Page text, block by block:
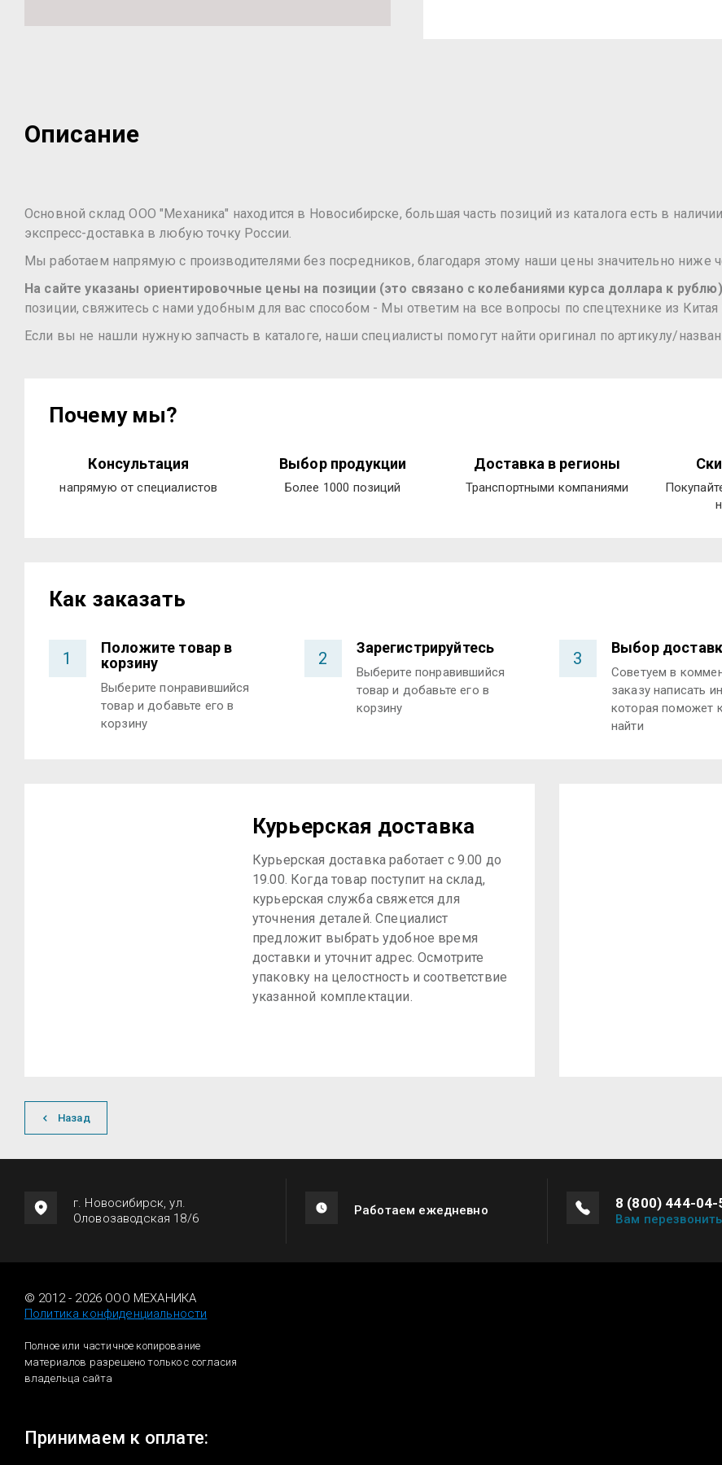
Описание
Основной склад ООО "Механика" находится в Новосибирске, большая часть позиций из каталога есть в
экспресс-доставка в любую точку России.
Мы работаем напрямую с производителями без посредников, благодаря этому наши цены значительно ниже
На сайте указаны ориентировочные цены на позиции (это связано с колебаниями курса доллара к
позиции, свяжитесь с нами удобным для вас способом - Мы ответим на все вопросы по спецтехнике из Китая
Если вы не нашли нужную запчасть в каталоге, наши специалисты помогут найти оригинал по артикулу/
Почему мы?
Консультация
напрямую от специалистов
Выбор продукции
Более 1000 позиций
Доставка в регионы
Транспортными компаниями
Как заказать
1
Положите товар в
корзину
Выберите понравившийся
товар и добавьте его в
корзину
2
Зарегистрируйтесь
Выберите понравившийся
товар и добавьте его в
корзину
3
Выбор
Советуем в
заказу написать
которая поможет
найти
Курьерская доставка
Курьерская доставка работает с 9.00 до
19.00. Когда товар поступит на склад,
курьерская служба свяжется для
уточнения деталей. Специалист
предложит выбрать удобное время
доставки и уточнит адрес. Осмотрите
упаковку на целостность и соответствие
указанной комплектации.
Назад
г. Новосибирск, ул.
Оловозаводская 18/6
Работаем ежедневно 8 (800) 444-04-
Вам
© 2012 - 2026 ООО МЕХАНИКА
Политика конфиденциальности
Полное или частичное копирование
материалов разрешено только с согласия
владельца сайта
Принимаем к оплате: